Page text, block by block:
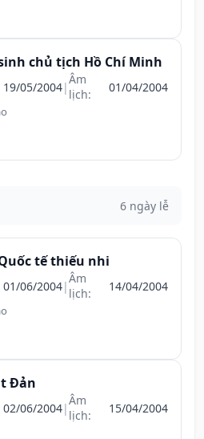
chủ tịch Hồ Chí Minh
19/05/2004|Âm
lịch:
01/04/2004
6 ngày lễ
tế thiếu nhi
01/06/2004|Âm
lịch:
14/04/2004
Đản
02/06/2004|Âm
lịch:
15/04/2004